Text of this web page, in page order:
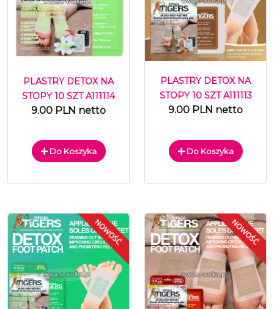
PLASTRY DETOX NA
STOPY 10 SZT A111114
9.00 PLN netto
Do Koszyka
PLASTRY DETOX NA
STOPY 10 SZT A111113
9.00 PLN netto
Do Koszyka